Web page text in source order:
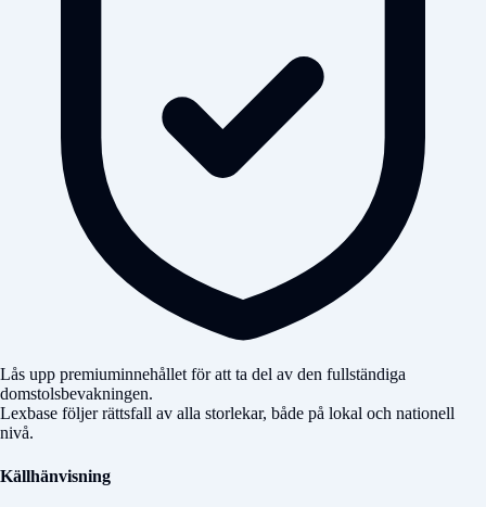
Lås upp premiuminnehållet för att ta del av den fullständiga
domstolsbevakningen.
Lexbase följer rättsfall av alla storlekar, både på lokal och nationell
nivå.
Källhänvisning